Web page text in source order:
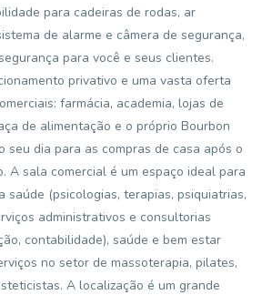
para cadeiras de rodas, ar
de alarme e câmera de segurança,
para você e seus clientes.
privativo e uma vasta oferta
farmácia, academia, lojas de
de alimentação e o próprio Bourbon
seu dia para as compras de casa após o
A sala comercial é um espaço ideal para
saúde (psicologias, terapias, psiquiatrias,
administrativos e consultorias
contabilidade), saúde e bem estar
no setor de massoterapia, pilates,
A localização é um grande